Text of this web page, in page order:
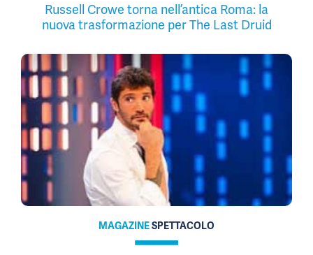
Russell Crowe torna nell’antica Roma: la
nuova trasformazione per The Last Druid
MAGAZINESPETTACOLO